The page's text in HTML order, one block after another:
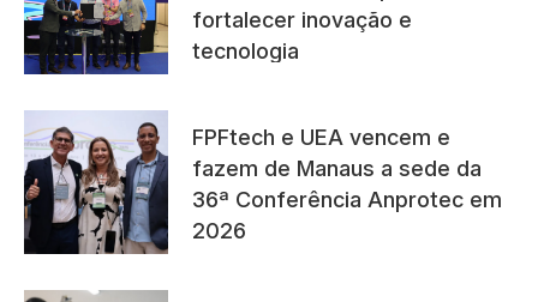
fortalecer inovação e
tecnologia
FPFtech e UEA vencem e
fazem de Manaus a sede da
36ª Conferência Anprotec em
2026